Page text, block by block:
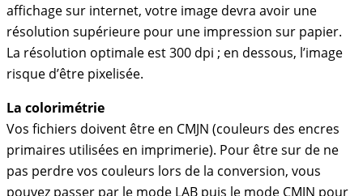
affichage sur internet, votre image devra avoir une
résolution supérieure pour une impression sur papier.
La résolution optimale est 300 dpi ; en dessous, l’image
risque d’être pixelisée.
La colorimétrie
Vos fichiers doivent être en CMJN (couleurs des encres
primaires utilisées en imprimerie). Pour être sur de ne
pas perdre vos couleurs lors de la conversion, vous
pouvez passer par le mode LAB puis le mode CMJN pour